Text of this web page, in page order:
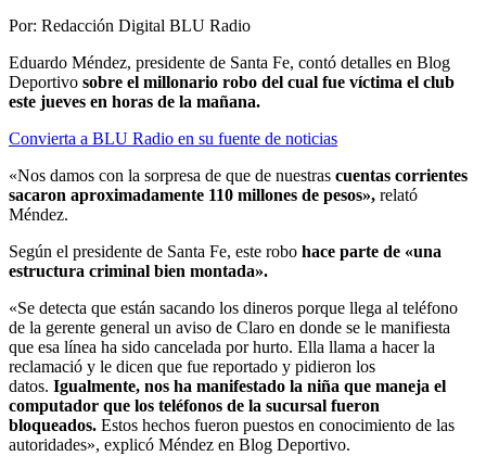
Por: Redacción Digital BLU Radio
Eduardo Méndez, presidente de Santa Fe, contó detalles en Blog
Deportivo sobre el millonario robo del cual fue víctima el club
este jueves en horas de la mañana.
Convierta a BLU Radio en su fuente de noticias
«Nos damos con la sorpresa de que de nuestras cuentas corrientes
sacaron aproximadamente 110 millones de pesos», relató
Méndez.
Según el presidente de Santa Fe, este robo hace parte de «una
estructura criminal bien montada».
«Se detecta que están sacando los dineros porque llega al teléfono
de la gerente general un aviso de Claro en donde se le manifiesta
que esa línea ha sido cancelada por hurto. Ella llama a hacer la
reclamació y le dicen que fue reportado y pidieron los
datos. Igualmente, nos ha manifestado la niña que maneja el
computador que los teléfonos de la sucursal fueron
bloqueados. Estos hechos fueron puestos en conocimiento de las
autoridades», explicó Méndez en Blog Deportivo.